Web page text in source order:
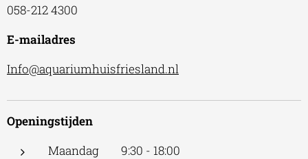
058-212 4300
E-mailadres
Info@aquariumhuisfriesland.nl
Openingstijden
Maandag 9:30 - 18:00